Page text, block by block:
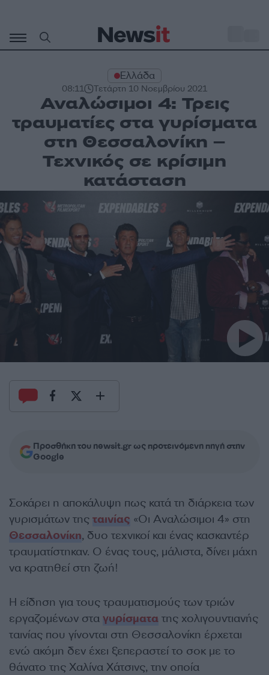
περιεχόμενο
Ελλάδα
08:11 Τετάρτη 10 Νοεμβρίου 2021
Αναλώσιμοι 4: Τρεις
τραυματίες στα γυρίσματα
στη Θεσσαλονίκη –
Τεχνικός σε κρίσιμη
κατάσταση
Προσθήκη του newsit.gr ως προτεινόμενη πηγή στην
Google
Σοκάρει η αποκάλυψη πως κατά τη διάρκεια των
γυρισμάτων της ταινίας «Οι Αναλώσιμοι 4» στη
Θεσσαλονίκη, δυο τεχνικοί και ένας κασκαντέρ
τραυματίστηκαν. Ο ένας τους, μάλιστα, δίνει μάχη
να κρατηθεί στη ζωή!
Η είδηση για τους τραυματισμούς των τριών
εργαζομένων στα γυρίσματα της χολιγουντιανής
ταινίας που γίνονται στη Θεσσαλονίκη έρχεται
ενώ ακόμη δεν έχει ξεπεραστεί το σοκ με το
θάνατο της Χαλίνα Χάτσινς, την οποία